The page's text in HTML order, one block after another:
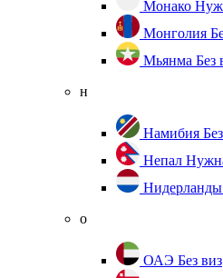
Монако
Монголия
Мьянма Без
н
Намибия
Непал
Нидерланды
о
ОАЭ Без виз